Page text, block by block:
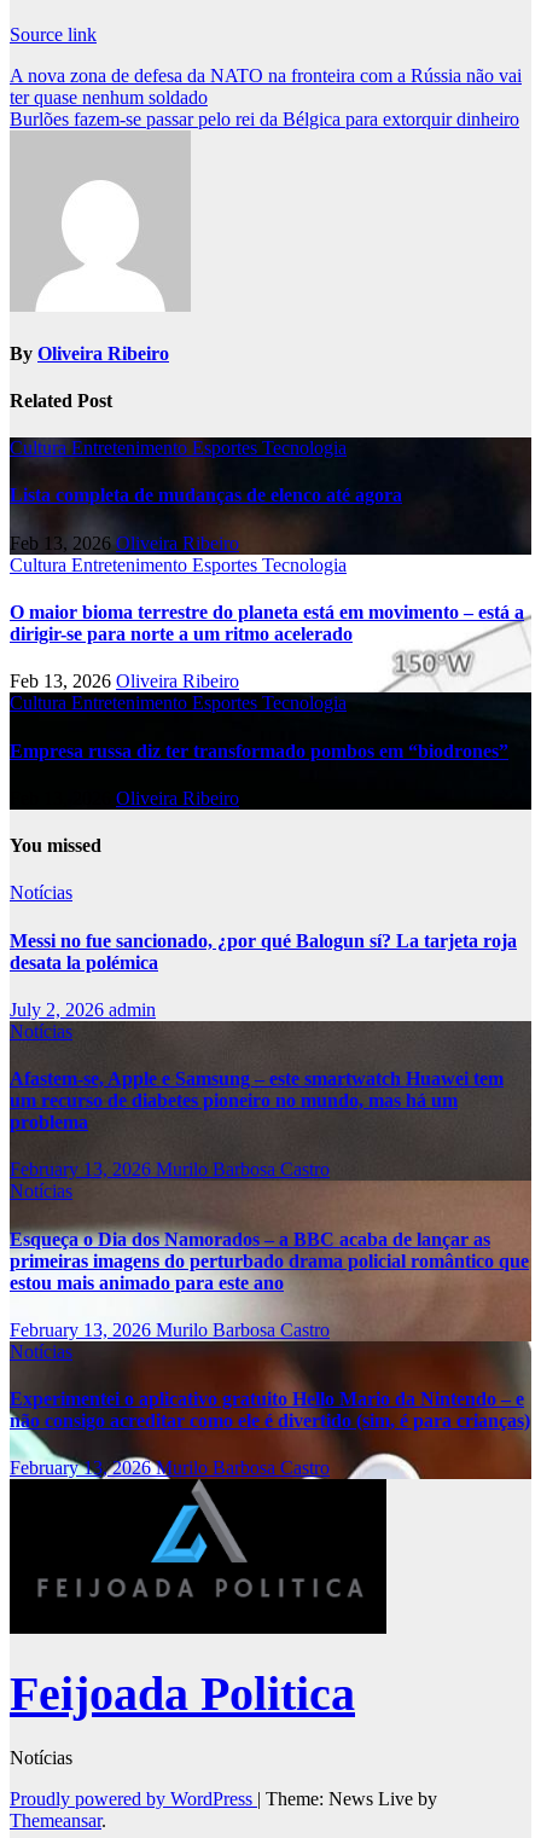
Source link
Post
navigation
A nova zona de defesa da NATO na fronteira com a Rússia não vai
ter quase nenhum soldado
Burlões fazem-se passar pelo rei da Bélgica para extorquir dinheiro
By Oliveira Ribeiro
Related Post
Cultura Entretenimento Esportes Tecnologia
Lista completa de mudanças de elenco até agora
Feb 13, 2026 Oliveira Ribeiro
Cultura Entretenimento Esportes Tecnologia
O maior bioma terrestre do planeta está em movimento – está a
dirigir-se para norte a um ritmo acelerado
Feb 13, 2026 Oliveira Ribeiro
Cultura Entretenimento Esportes Tecnologia
Empresa russa diz ter transformado pombos em “biodrones”
Oliveira Ribeiro
You missed
Notícias
Messi no fue sancionado, ¿por qué Balogun sí? La tarjeta roja
desata la polémica
July 2, 2026 admin
Notícias
Afastem-se, Apple e Samsung – este smartwatch Huawei tem
um recurso de diabetes pioneiro no mundo, mas há um
problema
February 13, 2026 Murilo Barbosa Castro
Notícias
Esqueça o Dia dos Namorados – a BBC acaba de lançar as
primeiras imagens do perturbado drama policial romântico que
estou mais animado para este ano
February 13, 2026 Murilo Barbosa Castro
Notícias
Experimentei o aplicativo gratuito Hello Mario da Nintendo – e
não consigo acreditar como ele é divertido (sim, é para crianças)
February 13, 2026Murilo Barbosa Castro
Feijoada Politica
Notícias
Proudly powered by WordPress | Theme: News Live by
Themeansar.